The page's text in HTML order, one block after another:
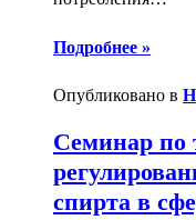
Подробнее »
Опубликовано в
Семинар по
спирта в